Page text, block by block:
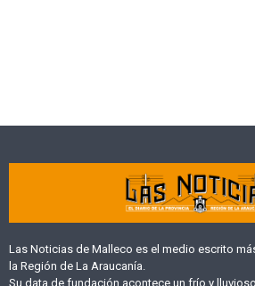
Las Noticias de Malleco es el medio escrito
la Región de La Araucanía.
Su data de fundación acontece un frío y